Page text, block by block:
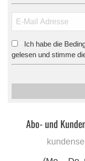
Ich habe die
gelesen und stimme
Abo- und